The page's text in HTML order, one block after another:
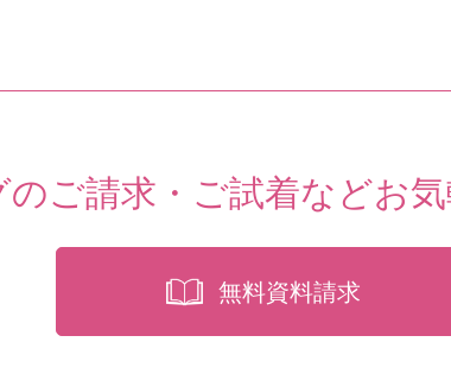
ご請求・ご試着などお
無料資料請求